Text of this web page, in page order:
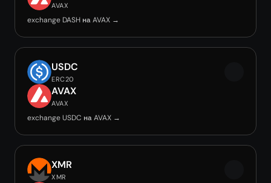
AVAX
exchange DASH на AVAX →
USDC
ERC20
AVAX
AVAX
exchange USDC на AVAX →
XMR
XMR